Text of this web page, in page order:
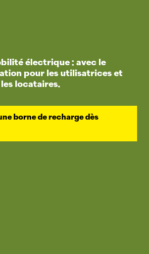
électrique : avec le
pour les utilisatrices et
locataires.
borne de recharge dès